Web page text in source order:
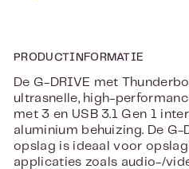
PRODUCTINFORMATIE
De G-DRIVE met
ultrasnelle, high-
met 3 en USB 3.1 Gen 1
aluminium behuizing. De G-
opslag is ideaal voor
applicaties zoals audio-/